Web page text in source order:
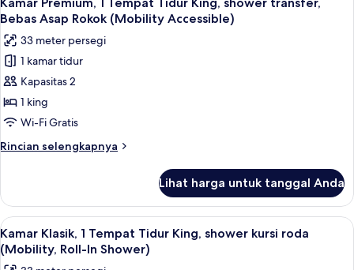
Rokok
(Mobility
Accessible)
Tempat
Queen,
shower
transfer,
Bebas
Asap
(Mobility
Accessible)
semua
foto
untuk
Kamar
Premium,
1
Tempat
Tidur
King,
transfer,
Bebas
Asap
Rokok
(Mobility
Bebas Asap Rokok (Mobility Accessible)
33 meter persegi
1 kamar tidur
Kapasitas 2
1 king
Wi-Fi Gratis
Rincian selengkapnya
Rincian
Kamar
Premium,
1
Tempat
Tidur
Lihat harga untuk tanggal Anda
Lihat
semua
foto
1 kamar tidur, seprai katun Mesir,
4
Kamar Klasik, 1 Tempat Tidur King, shower kursi roda
(Mobility, Roll-In Shower)